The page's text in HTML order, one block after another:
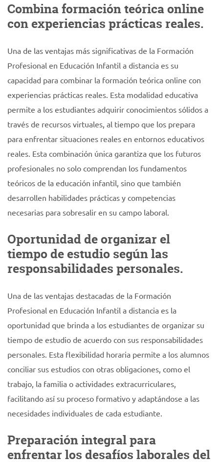
Combina formación teórica online
con experiencias prácticas reales.
Una de las ventajas más significativas de la Formación
Profesional en Educación Infantil a distancia es su
capacidad para combinar la formación teórica online con
experiencias prácticas reales. Esta modalidad educativa
permite a los estudiantes adquirir conocimientos sólidos a
través de recursos virtuales, al tiempo que los prepara
para enfrentar situaciones reales en entornos educativos
reales. Esta combinación única garantiza que los futuros
profesionales no solo comprendan los fundamentos
teóricos de la educación infantil, sino que también
desarrollen habilidades prácticas y competencias
necesarias para sobresalir en su campo laboral.
Oportunidad de organizar el
tiempo de estudio según las
responsabilidades personales.
Una de las ventajas destacadas de la Formación
Profesional en Educación Infantil a distancia es la
oportunidad que brinda a los estudiantes de organizar su
tiempo de estudio de acuerdo con sus responsabilidades
personales. Esta flexibilidad horaria permite a los alumnos
conciliar sus estudios con otras obligaciones, como el
trabajo, la familia o actividades extracurriculares,
facilitando así su proceso formativo y adaptándose a las
necesidades individuales de cada estudiante.
Preparación integral para
enfrentar los desafíos laborales del